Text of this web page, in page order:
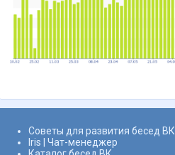
Советы для развития бесед ВК
Iris | Чат-менеджер